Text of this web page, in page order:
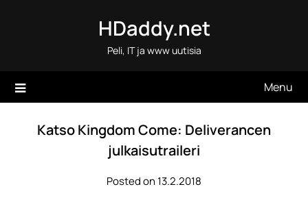
HDaddy.net
Peli, IT ja www uutisia
Menu
Katso Kingdom Come: Deliverancen
julkaisutraileri
Posted on 13.2.2018